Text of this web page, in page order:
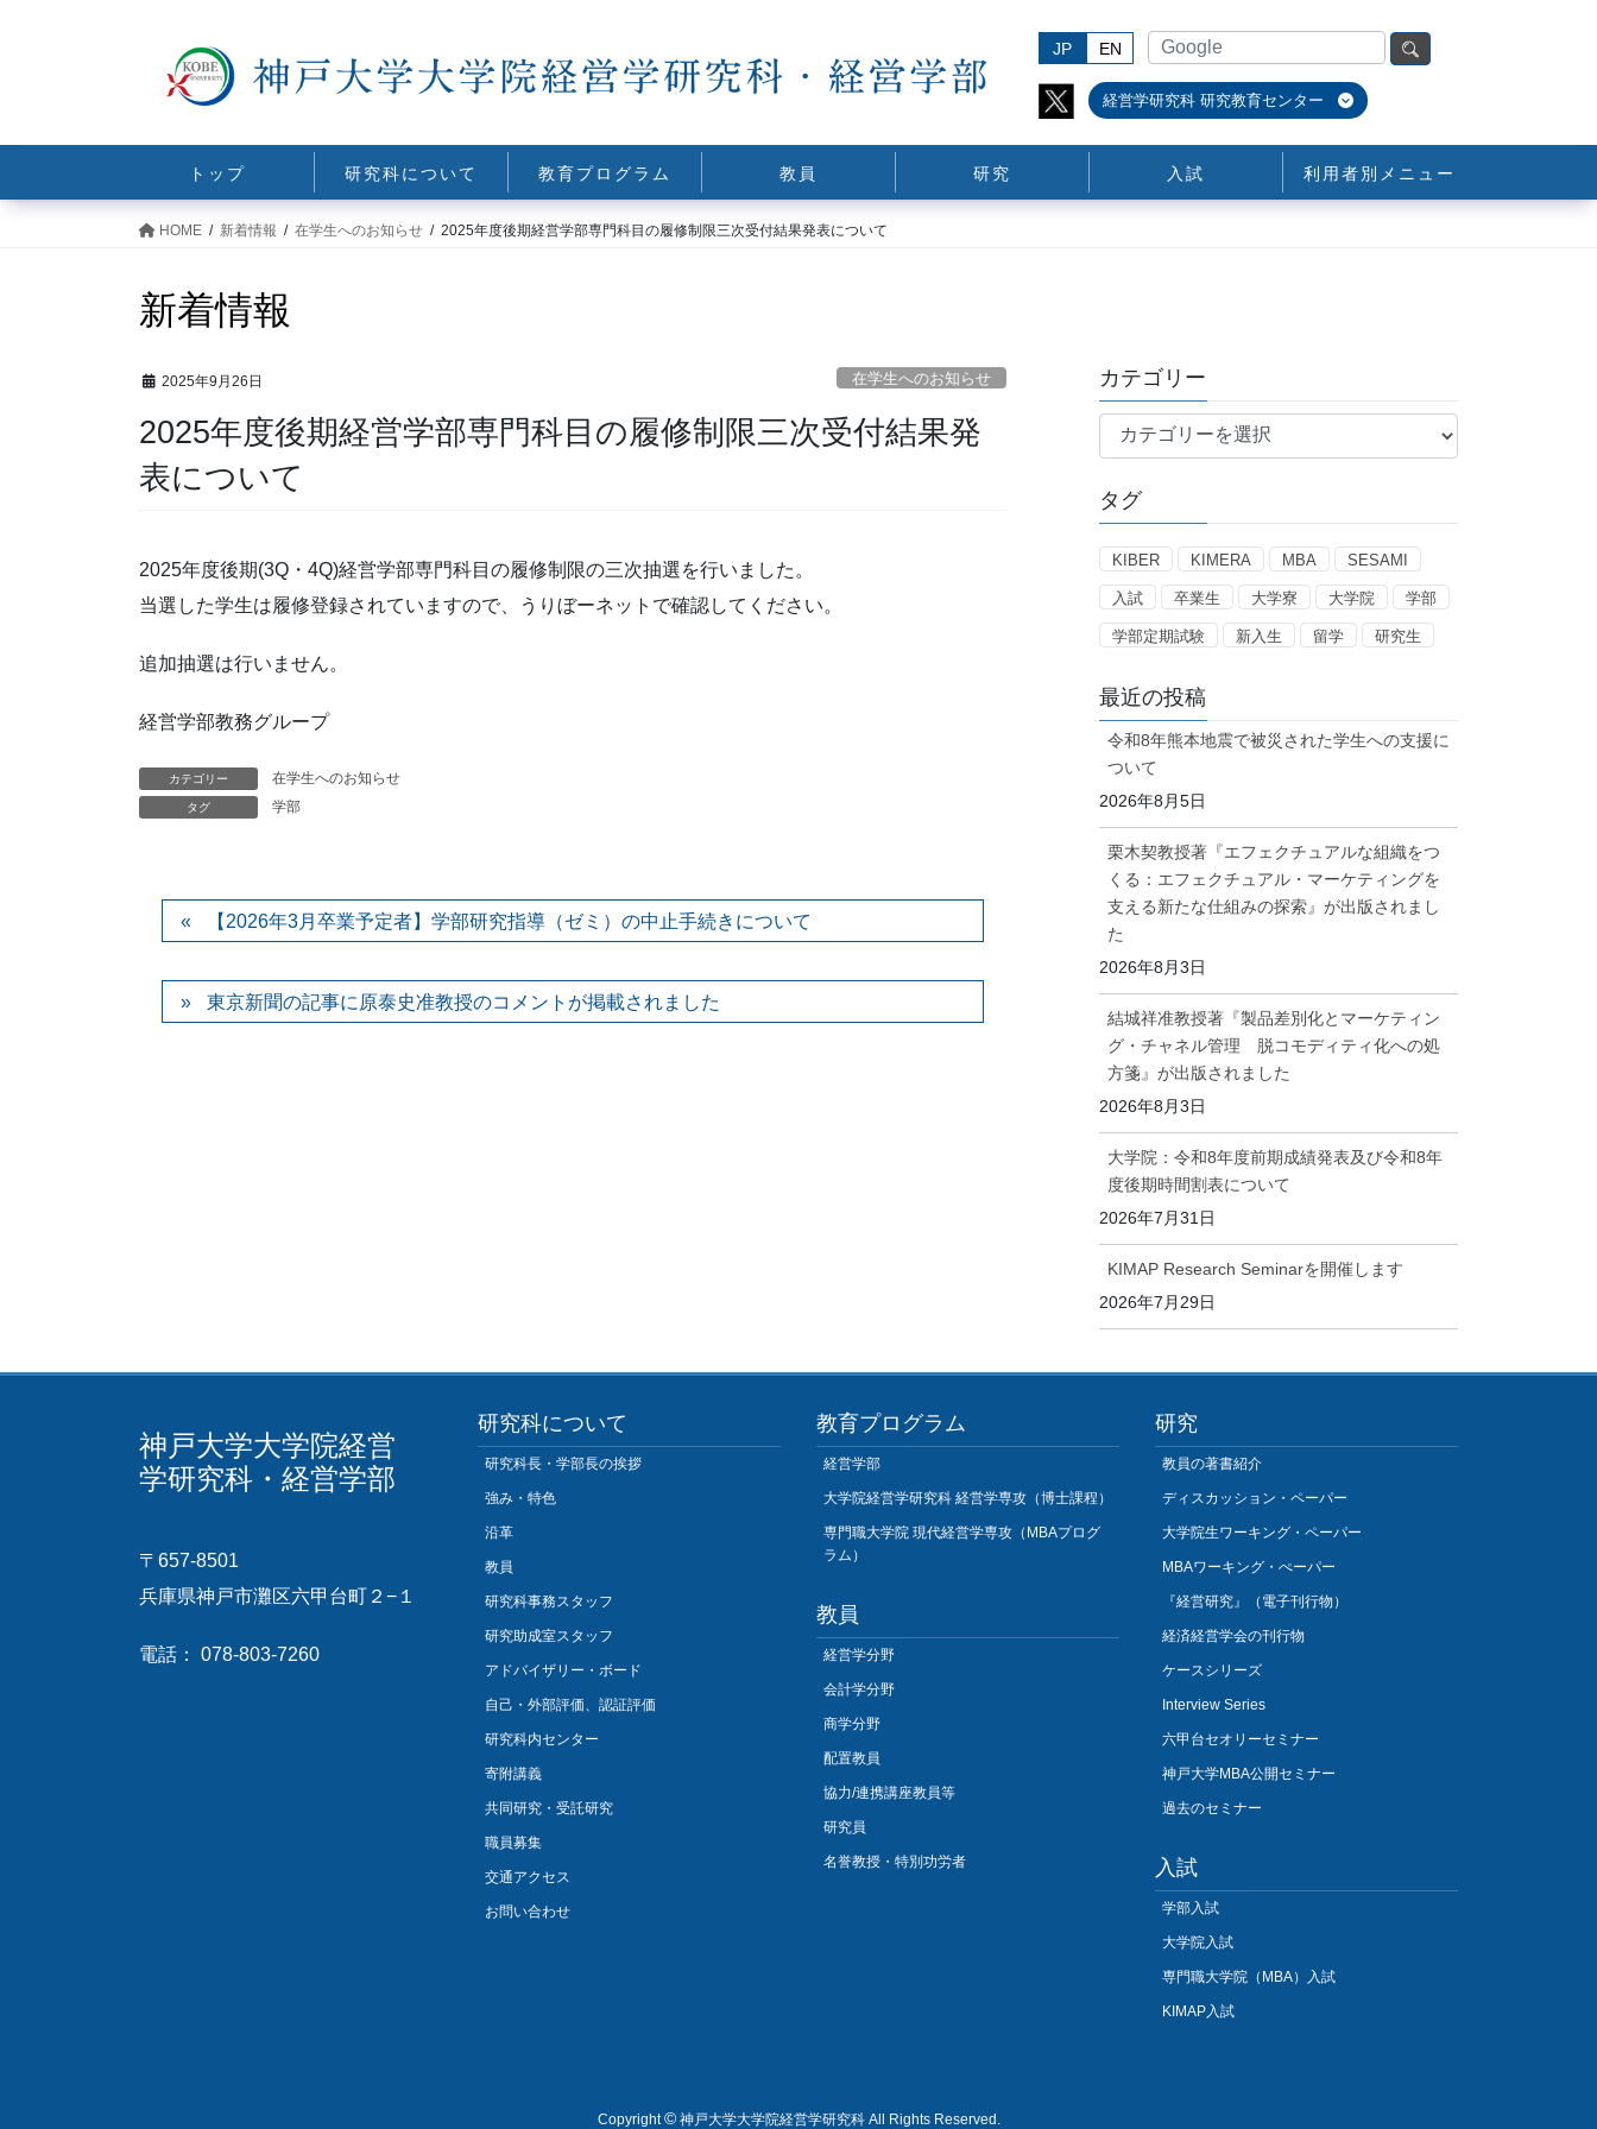
JP EN
経営学研究科 研究教育センター
トップ 研究科について 教育プログラム 教員 研究 入試 利用者別メニュー
HOME 新着情報 在学生へのお知らせ 2025年度後期経営学部専門科目の履修制限三次受付結果発表について
新着情報
2025年9月26日 在学生へのお知らせ
2025年度後期経営学部専門科目の履修制限三次受付結果発
表について
2025年度後期(3Q・4Q)経営学部専門科目の履修制限の三次抽選を行いました。
当選した学生は履修登録されていますので、うりぼーネットで確認してください。
追加抽選は行いません。
経営学部教務グループ
カテゴリー 在学生へのお知らせ
タグ 学部
【2026年3月卒業予定者】学部研究指導（ゼミ）の中止手続きについて
東京新聞の記事に原泰史准教授のコメントが掲載されました
カテゴリー
テ
リ
タグ
KIBER KIMERA MBA SESAMI
入試 卒業生 大学寮 大学院 学部
学部定期試験 新入生 留学 研究生
最近の投稿
令和8年熊本地震で被災された学生への支援に
ついて
2026年8月5日
栗木契教授著『エフェクチュアルな組織をつ
くる：エフェクチュアル・マーケティングを
支える新たな仕組みの探索』が出版されまし
た
2026年8月3日
結城祥准教授著『製品差別化とマーケティン
グ・チャネル管理 脱コモディティ化への処
方箋』が出版されました
2026年8月3日
大学院：令和8年度前期成績発表及び令和8年
度後期時間割表について
2026年7月31日
KIMAP Research Seminarを開催します
2026年7月29日
神戸大学大学院経営
学研究科・経営学部
〒657-8501
兵庫県神戸市灘区六甲台町２−１
電話： 078-803-7260
研究科について
研究科長・学部長の挨拶
強み・特色
沿革
教員
研究科事務スタッフ
研究助成室スタッフ
アドバイザリー・ボード
自己・外部評価、認証評価
研究科内センター
寄附講義
共同研究・受託研究
職員募集
交通アクセス
お問い合わせ
教育プログラム
経営学部
大学院経営学研究科 経営学専攻（博士課程）
専門職大学院 現代経営学専攻（MBAプログ
ラム）
教員
経営学分野
会計学分野
商学分野
配置教員
協力/連携講座教員等
研究員
名誉教授・特別功労者
研究
教員の著書紹介
ディスカッション・ペーパー
大学院生ワーキング・ペーパー
MBAワーキング・ぺーパー
『経営研究』（電子刊行物）
経済経営学会の刊行物
ケースシリーズ
Interview Series
六甲台セオリーセミナー
神戸大学MBA公開セミナー
過去のセミナー
入試
学部入試
大学院入試
専門職大学院（MBA）入試
KIMAP入試
Copyright©神戸大学大学院経営学研究科 All Rights Reserved.